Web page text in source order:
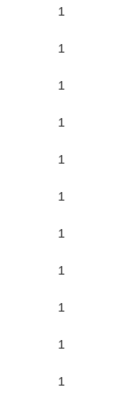
1
1
1
1
1
1
1
1
1
1
1